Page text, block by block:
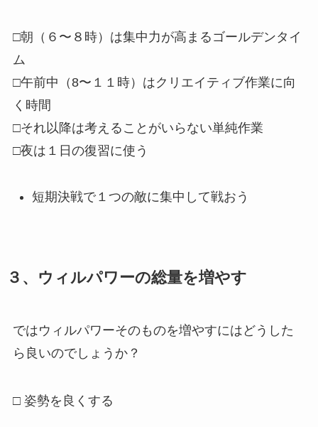
□朝（６〜８時）は集中力が高まるゴールデンタイ
ム
□午前中（8〜１１時）はクリエイティブ作業に向
く時間
□それ以降は考えることがいらない単純作業
□夜は１日の復習に使う
短期決戦で１つの敵に集中して戦おう
３、ウィルパワーの総量を増やす
ではウィルパワーそのものを増やすにはどうした
ら良いのでしょうか？
□ 姿勢を良くする